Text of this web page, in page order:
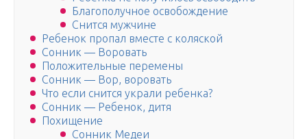
Благополучное освобождение
Снится мужчине
Ребенок пропал вместе с коляской
Сонник — Воровать
Положительные перемены
Сонник — Вор, воровать
Что если снится украли ребенка?
Сонник — Ребенок, дитя
Похищение
Сонник Медеи